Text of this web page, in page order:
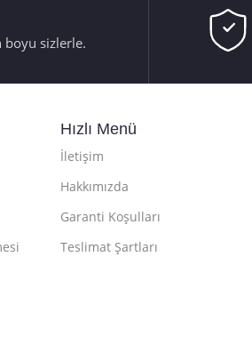
boyu sizlerle.
Hızlı Menü
İletişim
Hakkımızda
Garanti Koşulları
Teslimat Şartları